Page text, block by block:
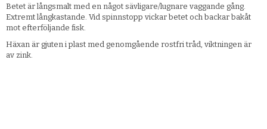
Betet är långsmalt med en något sävligare/lugnare vaggande gång.
Extremt långkastande. Vid spinnstopp vickar betet och backar bakåt
mot efterföljande fisk.
Häxan är gjuten i plast med genomgående rostfri tråd, viktningen är
av zink.